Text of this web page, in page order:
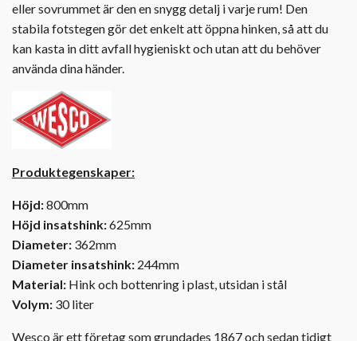
eller sovrummet är den en snygg detalj i varje rum! Den
stabila fotstegen gör det enkelt att öppna hinken, så att du
kan kasta in ditt avfall hygieniskt och utan att du behöver
använda dina händer.
Produktegenskaper:
Höjd:800mm
Höjd insatshink:625mm
Diameter: 362mm
Diameter insatshink: 244mm
Material: Hink och bottenring i plast, utsidan i stål
Volym: 30 liter
Wesco är ett företag som grundades 1867 och sedan tidigt